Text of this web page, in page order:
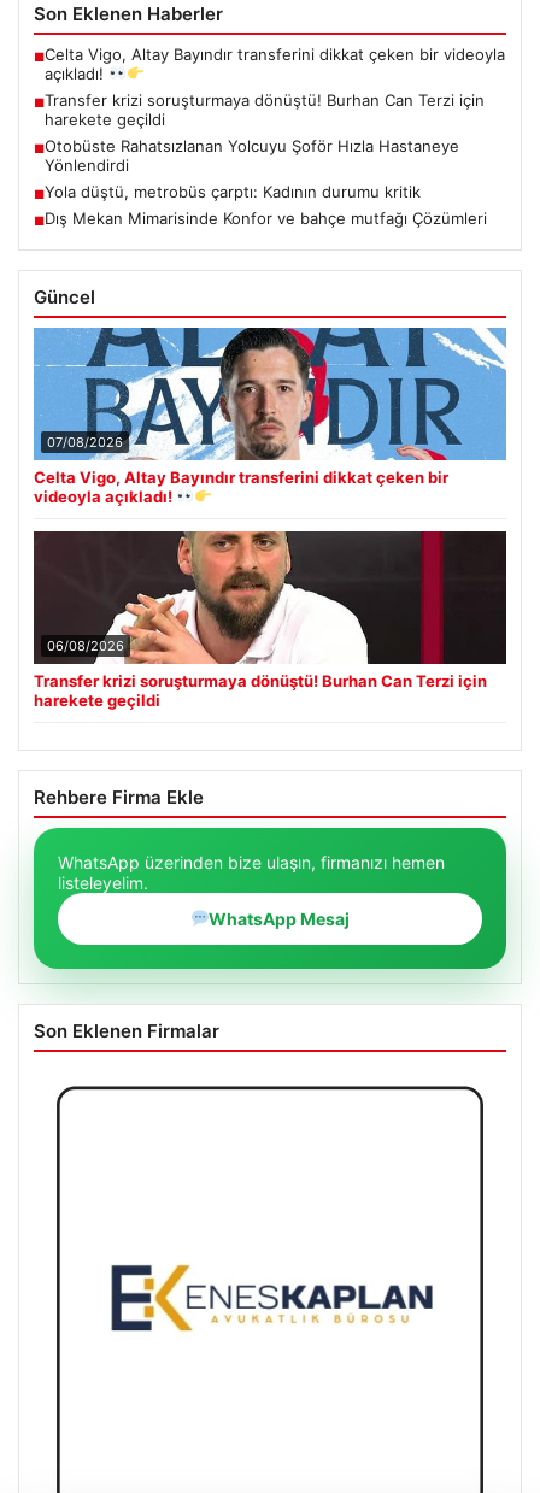
Son Eklenen Haberler
■Celta Vigo, Altay Bayındır transferini dikkat çeken bir videoyla
açıkladı!
■Transfer krizi soruşturmaya dönüştü! Burhan Can Terzi için
harekete geçildi
■Otobüste Rahatsızlanan Yolcuyu Şoför Hızla Hastaneye
Yönlendirdi
■Yola düştü, metrobüs çarptı: Kadının durumu kritik
■Dış Mekan Mimarisinde Konfor ve bahçe mutfağı Çözümleri
Güncel
07/08/2026
Celta Vigo, Altay Bayındır transferini dikkat çeken bir
videoyla açıkladı!
06/08/2026
Transfer krizi soruşturmaya dönüştü! Burhan Can Terzi için
harekete geçildi
Rehbere Firma Ekle
WhatsApp üzerinden bize ulaşın, firmanızı hemen
listeleyelim.
WhatsApp Mesaj
Son Eklenen Firmalar